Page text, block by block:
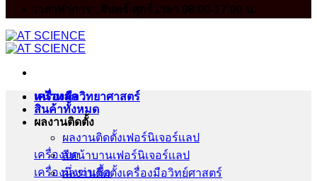
เวลาทำการ : จันทร์-ศุกร์ เวลา 08:00-17.00 น.
หน้าหลัก
สินค้าทั้งหมด
ผลงานติดตั้ง
ผลงานติดตั้งเฟอร์นิเจอร์เเลป
สีหน้าบานเฟอร์นิเจอร์เเลป
ผลงานติดตั้งเครื่องมือวิทย์ศาสตร์
เครื่องมือวิทยาศาสตร์
เครื่องบด
เครื่องนึ่งฆ่าเชื้อ